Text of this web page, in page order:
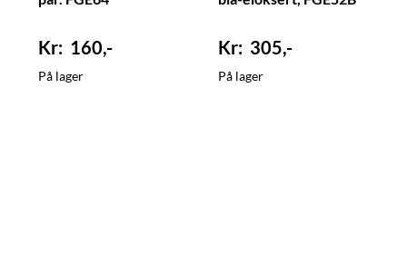
160,-
På lager
305,-
På lager